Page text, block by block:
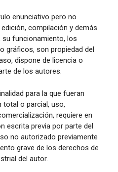
enunciativo pero no
compilación y demás
funcionamiento, los
gráficos, son propiedad del
dispone de licencia o
de los autores.
para la que fueran
total o parcial, uso,
requiere en
escrita previa por parte del
no autorizado previamente
grave de los derechos de
del autor.